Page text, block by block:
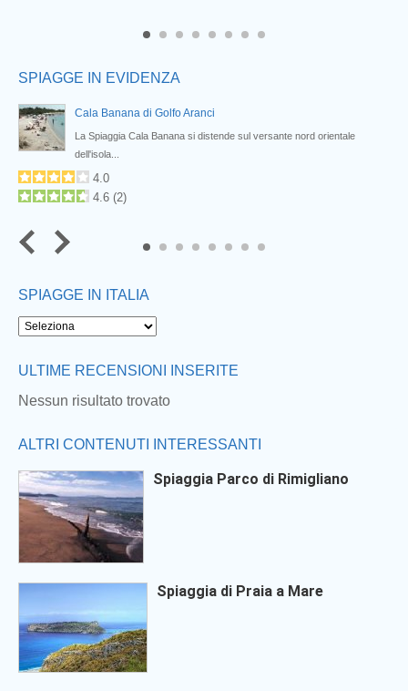
Next
SPIAGGE IN EVIDENZA
Cala Banana di Golfo Aranci
La Spiaggia Cala Banana si distende sul versante nord orientale
dell'isola...
4.0
4.6 (2)
8
SPIAGGE IN ITALIA
ULTIME RECENSIONI INSERITE
Nessun risultato trovato
ALTRI CONTENUTI INTERESSANTI
Spiaggia Parco di Rimigliano
Spiaggia di Praia a Mare